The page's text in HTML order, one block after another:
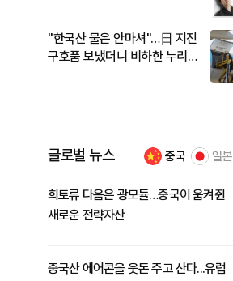
"한국산 물은 안마셔"…日 지진
구호품 보냈더니 비하한 누리
글로벌 뉴스 중국 일본
희토류 다음은 광모듈…중국이 움켜쥔
새로운 전략자산
중국산 에어콘을 웃돈 주고 산다...유럽